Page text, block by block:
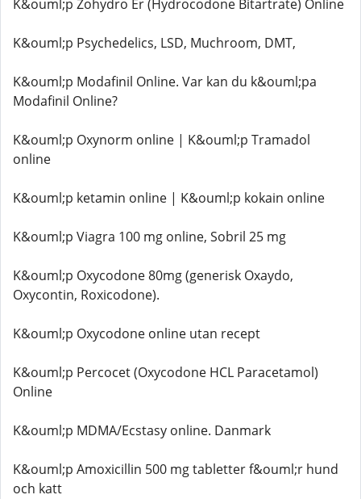
K&ouml;p Zohydro Er (Hydrocodone Bitartrate) Online
K&ouml;p Psychedelics, LSD, Muchroom, DMT,
K&ouml;p Modafinil Online. Var kan du k&ouml;pa
Modafinil Online?
K&ouml;p Oxynorm online | K&ouml;p Tramadol
online
K&ouml;p ketamin online | K&ouml;p kokain online
K&ouml;p Viagra 100 mg online, Sobril 25 mg
K&ouml;p Oxycodone 80mg (generisk Oxaydo,
Oxycontin, Roxicodone).
K&ouml;p Oxycodone online utan recept
K&ouml;p Percocet (Oxycodone HCL Paracetamol)
Online
K&ouml;p MDMA/Ecstasy online. Danmark
K&ouml;p Amoxicillin 500 mg tabletter f&ouml;r hund
och katt